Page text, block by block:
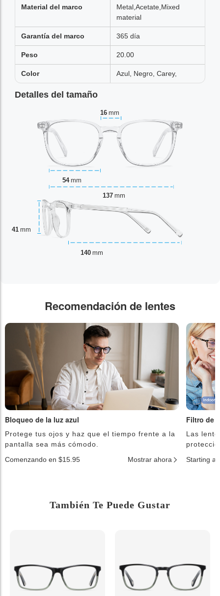
Material del marco
Metal,Acetate,Mixed
material
Garantía del marco 365 día
Peso 20.00
Color Azul, Negro, Carey,
Detalles del tamaño
16 mm
54 mm
41 mm
137 mm
140 mm
Recomendación de lentes
Bloqueo de la luz azul
Protege tus ojos y haz que el tiempo frente a la
pantalla sea más cómodo.
Comenzando en $15.95
Mostrar ahora
Filtro de
Las
Starting at
También Te Puede Gustar